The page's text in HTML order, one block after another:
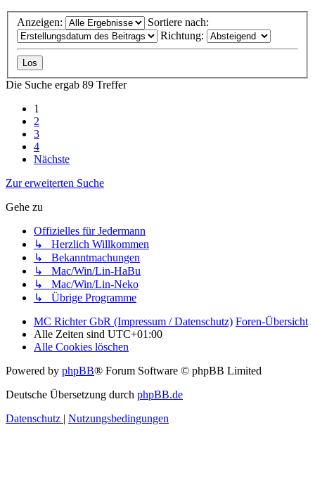
Anzeigen:
Sortiere nach:
Richtung:
Die Suche ergab 89 Treffer
1
2
3
4
Nächste
Zur erweiterten Suche
Gehe zu
Offizielles für Jedermann
↳ Herzlich Willkommen
↳ Bekanntmachungen
↳ Mac/Win/Lin-HaBu
↳ Mac/Win/Lin-Neko
↳ Übrige Programme
MC Richter GbR (Impressum / Datenschutz) Foren-Übersicht
Alle Zeiten sind UTC+01:00
Alle Cookies löschen
Powered by phpBB® Forum Software © phpBB Limited
Deutsche Übersetzung durch phpBB.de
Datenschutz
Nutzungsbedingungen